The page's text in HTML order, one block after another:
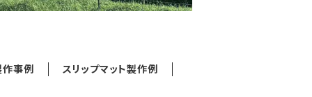
事例 スリップマット製作例